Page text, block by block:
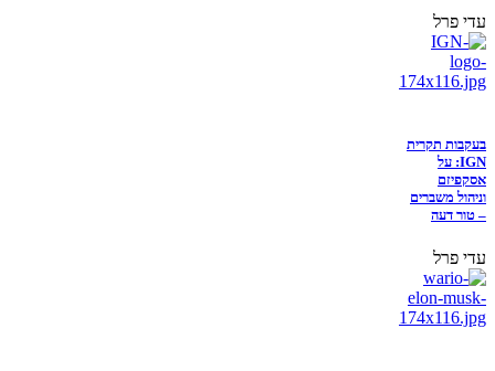
עדי פרל
בעקבות תקרית
IGN: על
אסקפיזם
וניהול משברים
– טור דעה
עדי פרל